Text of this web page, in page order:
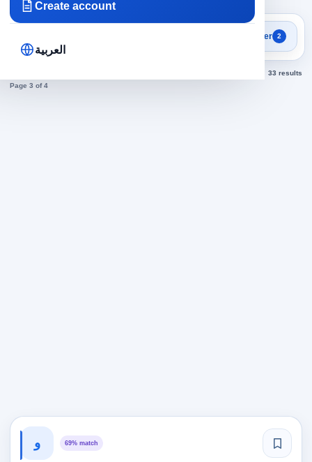
Create account
العربية
Search results
Cashier jobs today Filter 2
33 results
Page 3 of 4
و 69% match